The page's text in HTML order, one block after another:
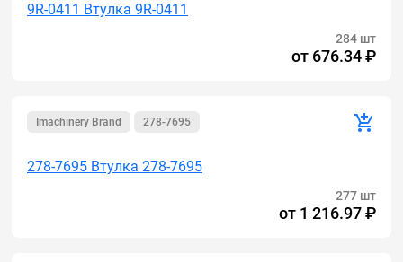
9R-0411 Втулка 9R-0411
284 шт
от 676.34 ₽
Imachinery Brand 278-7695
278-7695 Втулка 278-7695
277 шт
от 1 216.97 ₽